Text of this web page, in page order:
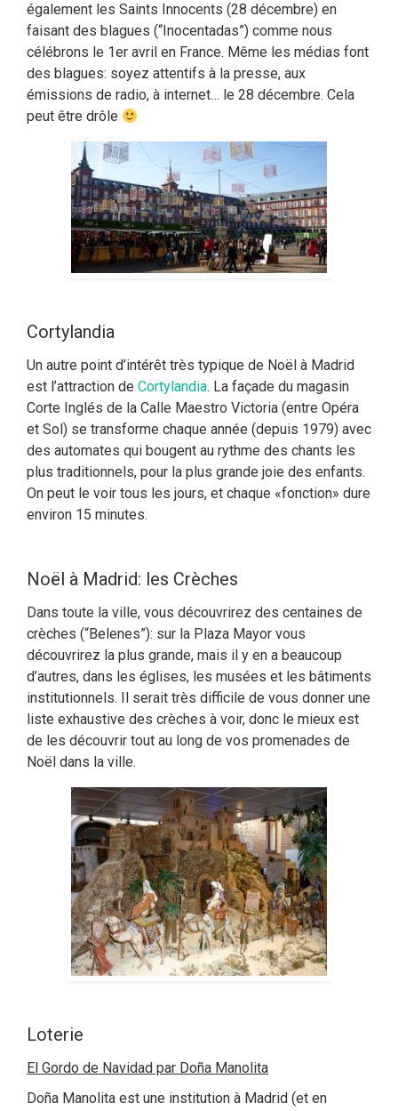
également les Saints Innocents (28 décembre) en
faisant des blagues (“Inocentadas”) comme nous
célébrons le 1er avril en France. Même les médias font
des blagues: soyez attentifs à la presse, aux
émissions de radio, à internet… le 28 décembre. Cela
peut être drôle
Cortylandia
Un autre point d’intérêt très typique de Noël à Madrid
est l’attraction de Cortylandia. La façade du magasin
Corte Inglés de la Calle Maestro Victoria (entre Opéra
et Sol) se transforme chaque année (depuis 1979) avec
des automates qui bougent au rythme des chants les
plus traditionnels, pour la plus grande joie des enfants.
On peut le voir tous les jours, et chaque «fonction» dure
environ 15 minutes.
Noël à Madrid: les Crèches
Dans toute la ville, vous découvrirez des centaines de
crèches (“Belenes”): sur la Plaza Mayor vous
découvrirez la plus grande, mais il y en a beaucoup
d’autres, dans les églises, les musées et les bâtiments
institutionnels. Il serait très difficile de vous donner une
liste exhaustive des crèches à voir, donc le mieux est
de les découvrir tout au long de vos promenades de
Noël dans la ville.
Loterie
El Gordo de Navidad par Doña Manolita
Doña Manolita est une institution à Madrid (et en